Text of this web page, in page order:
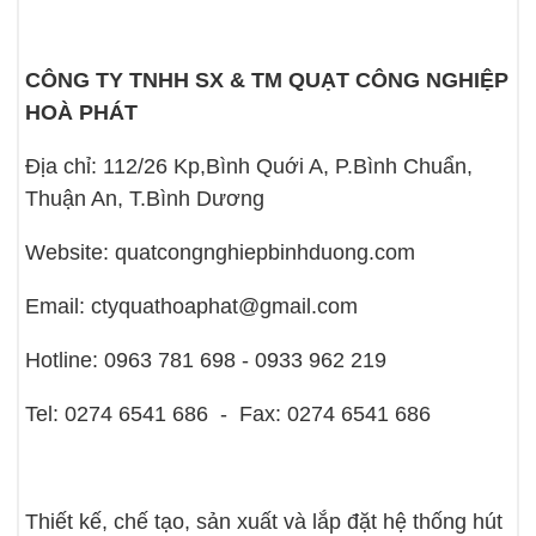
CÔNG TY TNHH SX & TM QUẠT CÔNG NGHIỆP
HOÀ PHÁT
Địa chỉ: 112/26 Kp,Bình Quới A, P.Bình Chuẩn,
Thuận An, T.Bình Dương
Website: quatcongnghiepbinhduong.com
Email: ctyquathoaphat@gmail.com
Hotline: 0963 781 698 - 0933 962 219
Tel: 0274 6541 686 - Fax: 0274 6541 686
Thiết kế, chế tạo, sản xuất và lắp đặt hệ thống hút